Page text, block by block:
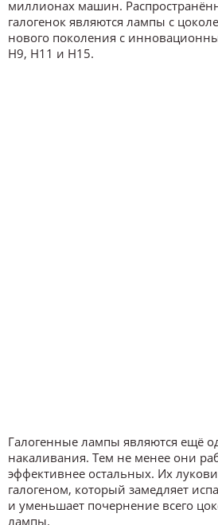
миллионах машин.
галогенок являются лампы с
нового поколения с
H9, H11 и H15.
Галогенные лампы являются ещё
накаливания. Тем не менее они
эффективнее остальных. Их
галогеном, который замедляет
и уменьшает почернение всего
лампы.